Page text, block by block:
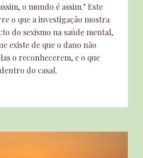
o mundo é assim." Este
o que a investigação mostra
do sexismo na saúde mental,
existe de que o dano não
o reconhecerem, e o que
do casal.